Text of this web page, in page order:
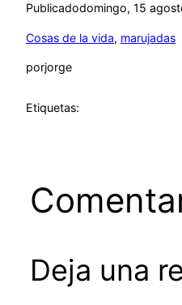
Publicadodomingo, 15
Cosas de la vida, marujadas
porjorge
Etiquetas:
Deja una